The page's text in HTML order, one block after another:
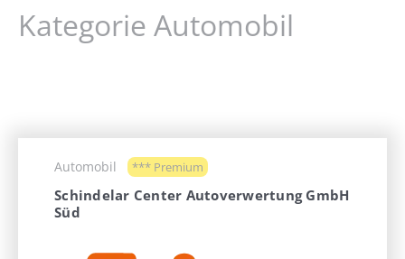
Kategorie Automobil
Automobil *** Premium
Schindelar Center Autoverwertung GmbH
Süd